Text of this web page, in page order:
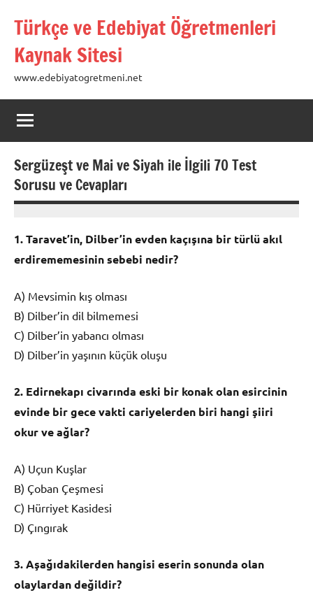
Türkçe ve Edebiyat Öğretmenleri
Kaynak Sitesi
www.edebiyatogretmeni.net
Sergüzeşt ve Mai ve Siyah ile İlgili 70 Test
Sorusu ve Cevapları
Şubat
1. Taravet’in, Dilber’in evden kaçışına bir türlü akıl
erdirememesinin sebebi nedir?
A) Mevsimin kış olması
B) Dilber’in dil bilmemesi
C) Dilber’in yabancı olması
D) Dilber’in yaşının küçük oluşu
2. Edirnekapı civarında eski bir konak olan esircinin
evinde bir gece vakti cariyelerden biri hangi şiiri
okur ve ağlar?
A) Uçun Kuşlar
B) Çoban Çeşmesi
C) Hürriyet Kasidesi
D) Çıngırak
3. Aşağıdakilerden hangisi eserin sonunda olan
olaylardan değildir?